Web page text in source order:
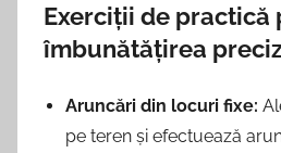
Exerciții de practică
îmbunătățirea
Aruncări din locuri fixe:
pe teren și efectuează